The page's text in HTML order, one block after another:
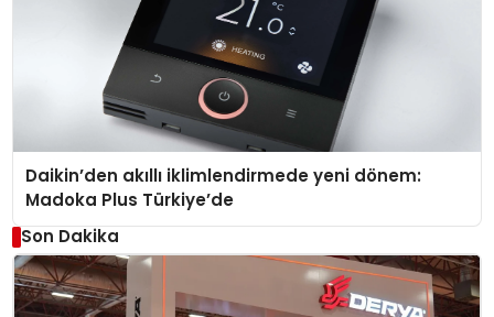
Daikin’den akıllı iklimlendirmede yeni dönem:
Madoka Plus Türkiye’de
Son Dakika